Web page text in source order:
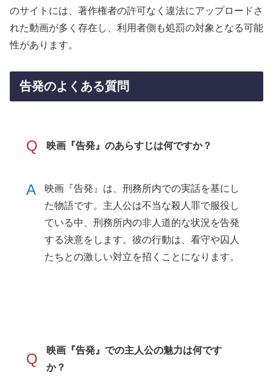
のサイトには、著作権者の許可なく違法にアップロードさ
れた動画が多く存在し、利用者側も処罰の対象となる可能
性があります。
告発のよくある質問
Q 映画『告発』のあらすじは何ですか？
A
映画『告発』は、刑務所内での実話を基にし
た物語です。主人公は不当な殺人罪で服役し
ている中、刑務所内の非人道的な状況を告発
する決意をします。彼の行動は、看守や囚人
たちとの激しい対立を招くことになります。
Q
映画『告発』での主人公の魅力は何です
か？